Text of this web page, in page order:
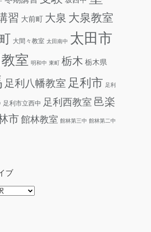
習 大前町 大泉 大泉教室
大間々教室 太田南中 太田市
室 明和中 東町 栃木 栃木県
足利八幡教室 足利市 足利
足利市立西中 足利西教室 邑楽
市 館林教室 館林第三中 館林第二中
ブ